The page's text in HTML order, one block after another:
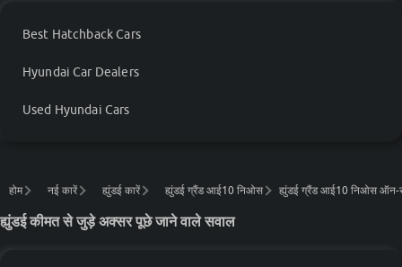
Best Hatchback Cars
Hyundai Car Dealers
Used Hyundai Cars
होम नई कारें ह्युंडई कारें ह्युंडई ग्रैंड आई10 निओस ह्युंडई ग्रैंड आई10 निओस ऑन-
ह्युंडई कीमत से जुड़े अक्सर पूछे जाने वाले सवाल